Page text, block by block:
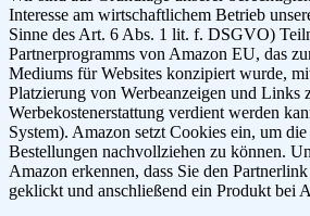
Interesse am wirtschaftlichem Betrieb
Sinne des Art. 6 Abs. 1 lit. f. DSGVO)
Partnerprogramms von Amazon EU, das
Mediums für Websites konzipiert wurde,
Platzierung von Werbeanzeigen und Links
Werbekostenerstattung verdient werden
System). Amazon setzt Cookies ein, um
Bestellungen nachvollziehen zu können.
Amazon erkennen, dass Sie den
geklickt und anschließend ein Produkt bei